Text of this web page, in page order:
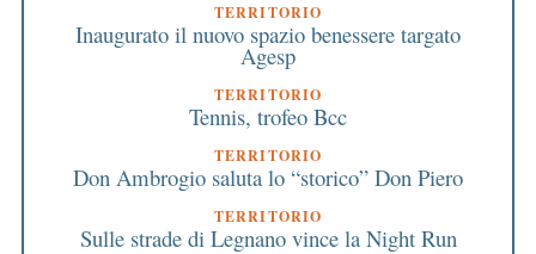
TERRITORIO
Inaugurato il nuovo spazio benessere targato
Agesp
TERRITORIO
Tennis, trofeo Bcc
TERRITORIO
Don Ambrogio saluta lo “storico” Don Piero
TERRITORIO
Sulle strade di Legnano vince la Night Run